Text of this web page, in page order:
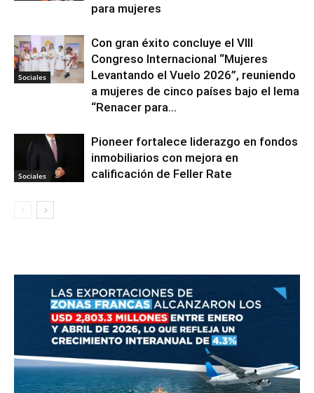
para mujeres
Sociales
Con gran éxito concluye el VIII
Congreso Internacional “Mujeres
Levantando el Vuelo 2026”, reuniendo
a mujeres de cinco países bajo el lema
“Renacer para...
Sociales
Pioneer fortalece liderazgo en fondos
inmobiliarios con mejora en
calificación de Feller Rate